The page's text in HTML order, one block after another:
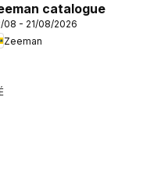
catalogue
08 - 21/08/2026
Zeeman